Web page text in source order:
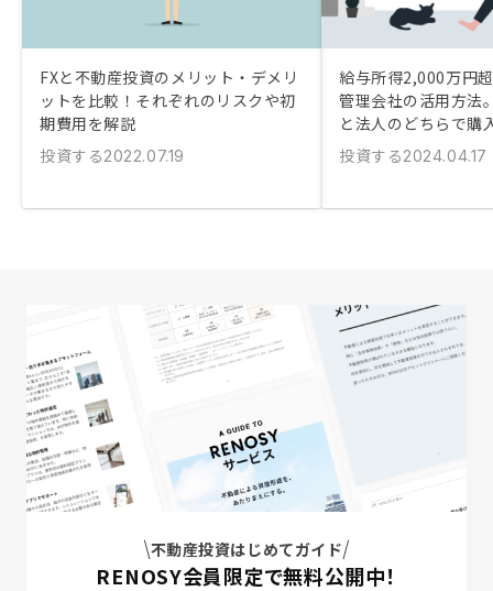
FXと不動産投資のメリット・デメリ
ットを比較！それぞれのリスクや初
期費用を解説
投資する2022.07.19
給与所得2,000万円
管理会社の活用方法
と法人のどちらで購
投資する2024.04.17
不動産投資はじめてガイド
RENOSY会員限定で無料公開中！